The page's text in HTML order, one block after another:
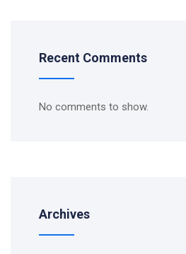
Recent Comments
No comments to show.
Archives